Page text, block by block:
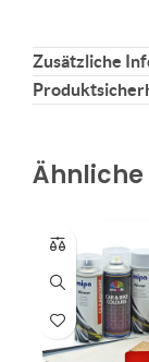
Zusätzliche